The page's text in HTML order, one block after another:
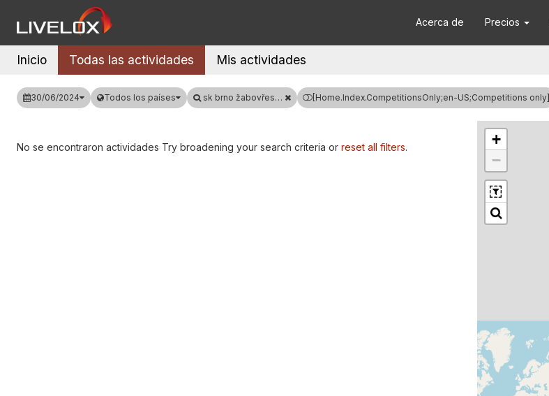
Acerca de Precios
Inicio Todas las actividades Mis actividades
30/06/2024 Todos los países sk brno žabovřesky [Home.Index.CompetitionsOnly;en-US;Competitions only]
No se encontraron actividades Try broadening your search criteria or reset all filters.
+
−